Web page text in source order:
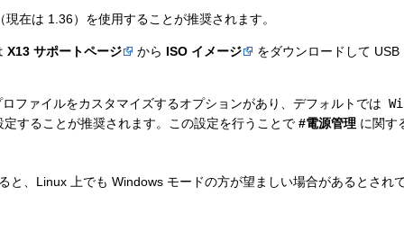
在は 1.36）を使用することが推奨されます。
X13 サポートページ から ISO イメージ をダウンロードして
ファイルをカスタマイズするオプションがあり、デフォルトでは
することが推奨されます。この設定を行うことで#電源管理 に関す
と、Linux 上でも Windows モードの方が望ましい場合があるとされ